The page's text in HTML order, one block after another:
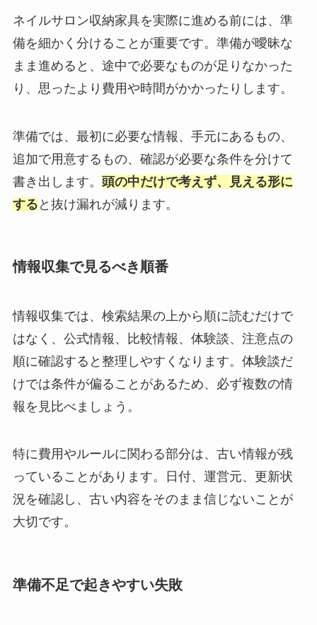
ネイルサロン収納家具を実際に進める前には、準
備を細かく分けることが重要です。準備が曖昧な
まま進めると、途中で必要なものが足りなかった
り、思ったより費用や時間がかかったりします。
準備では、最初に必要な情報、手元にあるもの、
追加で用意するもの、確認が必要な条件を分けて
書き出します。 頭の中だけで考えず、見える形に
する と抜け漏れが減ります。
情報収集で見るべき順番
情報収集では、検索結果の上から順に読むだけで
はなく、公式情報、比較情報、体験談、注意点の
順に確認すると整理しやすくなります。体験談だ
けでは条件が偏ることがあるため、必ず複数の情
報を見比べましょう。
特に費用やルールに関わる部分は、古い情報が残
っていることがあります。日付、運営元、更新状
況を確認し、古い内容をそのまま信じないことが
大切です。
準備不足で起きやすい失敗